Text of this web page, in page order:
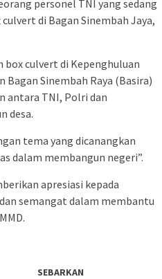
personel TNI yang sedang
di Bagan Sinembah Jaya,
culvert di Kepenghuluan
Bagan Sinembah Raya (Basira)
antara TNI, Polri dan
desa.
tema yang dicanangkan
dalam membangun negeri”.
apresiasi kepada
semangat dalam membantu
SEBARKAN